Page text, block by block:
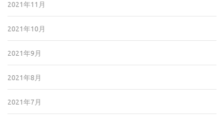
2021年11月
2021年10月
2021年9月
2021年8月
2021年7月